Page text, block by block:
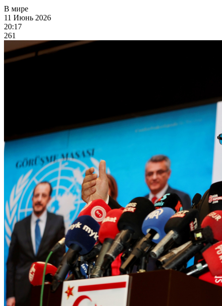
В мире
11 Июнь 2026
20:17
261